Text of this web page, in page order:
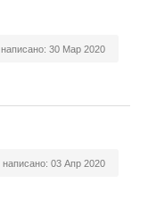
написано: 30 Мар 2020
написано: 03 Апр 2020